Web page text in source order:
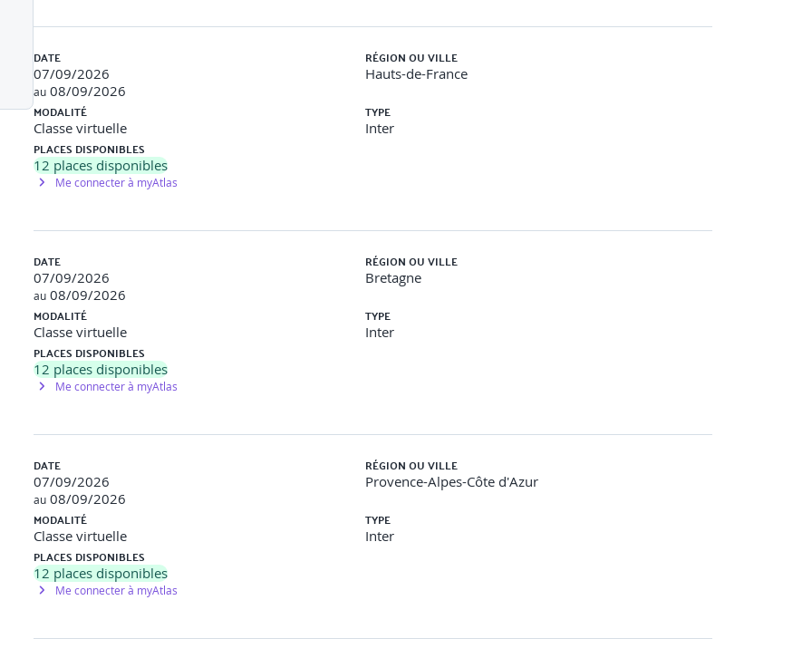
face aux imprévus
imprévus
DATE
07/09/2026
au 08/09/2026
RÉGION OU VILLE
Hauts-de-France
MODALITÉ
Classe virtuelle
TYPE
Inter
PLACES DISPONIBLES
12 places disponibles
Me connecter à myAtlas
DATE
07/09/2026
au 08/09/2026
RÉGION OU VILLE
Bretagne
MODALITÉ
Classe virtuelle
TYPE
Inter
PLACES DISPONIBLES
12 places disponibles
Me connecter à myAtlas
DATE
07/09/2026
au 08/09/2026
RÉGION OU VILLE
Provence-Alpes-Côte d'Azur
MODALITÉ
Classe virtuelle
TYPE
Inter
PLACES DISPONIBLES
12 places disponibles
Me connecter à myAtlas